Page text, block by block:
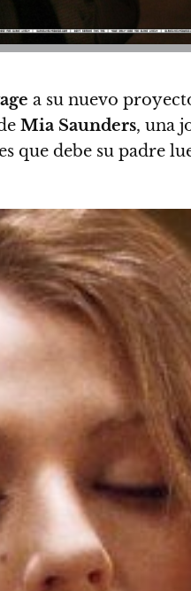
a su nuevo
Mia Saunders, una
debe su padre